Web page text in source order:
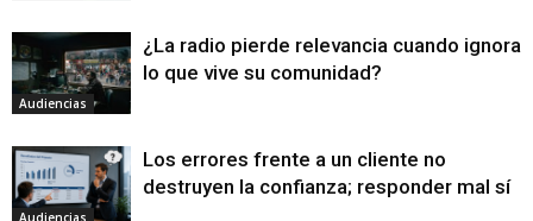
Audiencias
¿La radio pierde relevancia cuando ignora
lo que vive su comunidad?
Los errores frente a un cliente no
destruyen la confianza; responder mal sí